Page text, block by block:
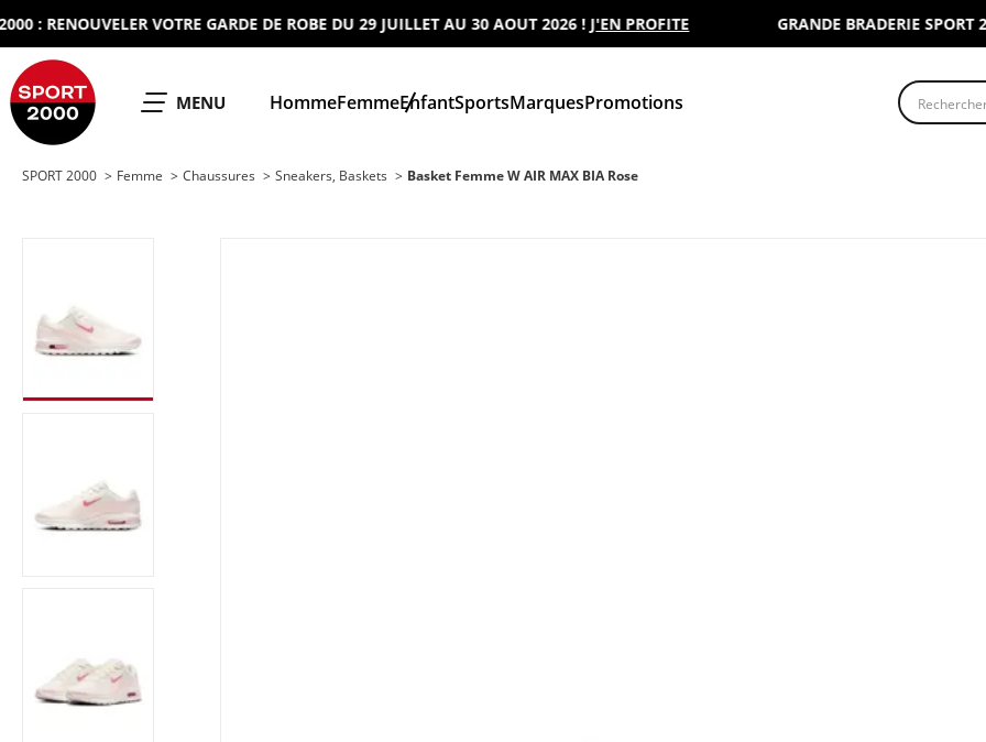
RENOUVELER VOTRE GARDE DE ROBE DU 29 JUILLET AU 30 AOUT 2026 !J'EN PROFITE GRANDE BRADERIE SPORT
OUVRIR LE
MENU HommeFemmeEnfantSportsMarquesPromotions
SPORT 2000 Femme Chaussures Sneakers, Baskets Basket Femme W AIR MAX BIA Rose